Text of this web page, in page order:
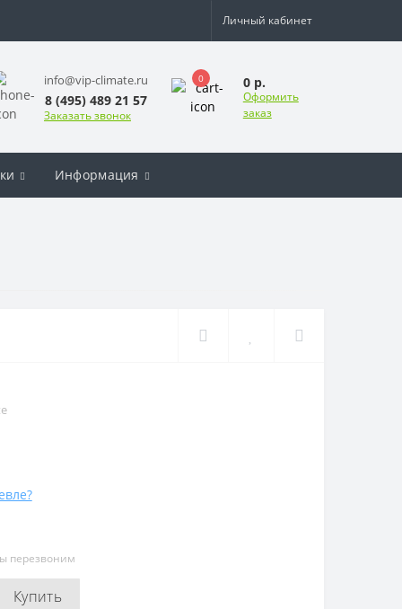
Личный кабинет
info@vip-climate.ru
8 (495) 489 21 57
Заказать звонок
0 0 р.
Оформить
заказ
Информация
перезвоним
Купить